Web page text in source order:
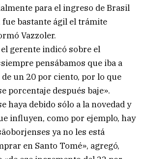
para el ingreso de Brasil
bastante ágil el trámite
Vazzoler.
el gerente indicó sobre el
pensábamos que iba a
un 20 por ciento, por lo que
porcentaje después baje».
haya debido sólo a la novedad y
influyen, como por ejemplo, hay
ya no les está
en Santo Tomé», agregó,